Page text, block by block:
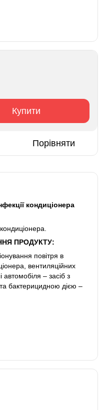
Купити
Порівняти
кондиціонера
ПРОДУКТУ:
повітря в
вентиляційних
автомобіля – засіб з
бактерицидною дією –